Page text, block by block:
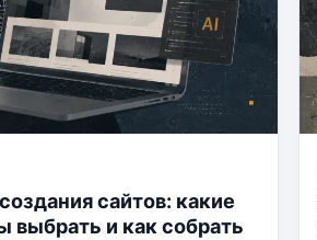
сайтов: какие
выбрать и как собрать